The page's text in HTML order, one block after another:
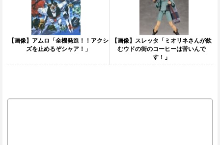
【画像】アムロ「全機発進！！アクシ
ズを止めるぞシャア！」
【画像】スレッタ「ミオリネさんが飲
むウドの街のコーヒーは苦いんで
す！」